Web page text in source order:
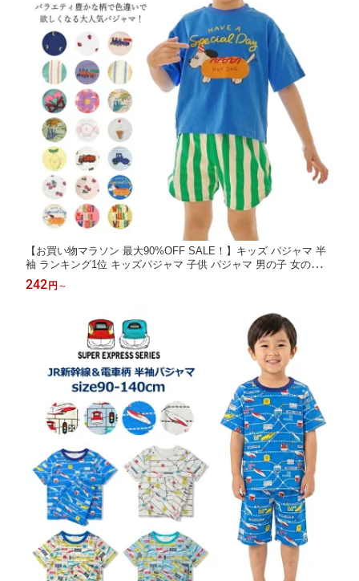
【お買い物マラソン 最大90%OFF SALE！】キッズ パジャマ 半
袖 ランキング1位 キッズパジャマ 子供 パジャマ 男の子 女の子
夏パジャマ アンパサンド 綿100％ 綿混 80cm-150cm | 保育園 小
学生 お昼寝 保育園パジャマ ベビー ルームウェア 上下セット お
242円 ～